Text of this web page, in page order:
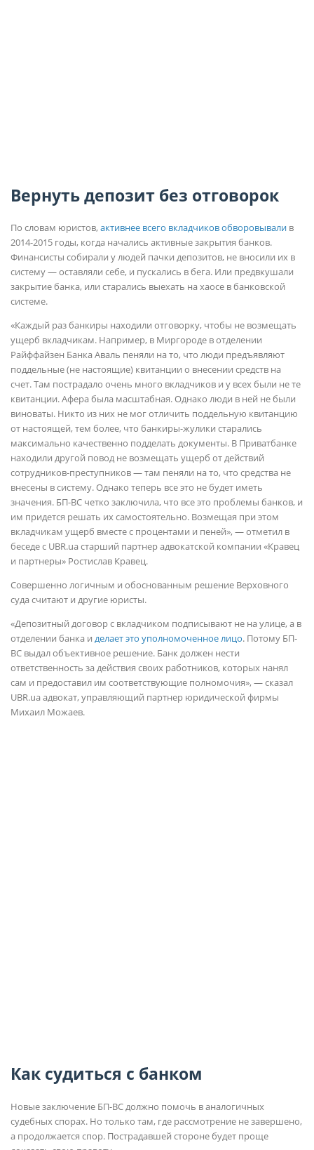
Вернуть депозит без отговорок
По словам юристов,активнее всего вкладчиков обворовывали в
2014-2015 годы, когда начались активные закрытия банков.
Финансисты собирали у людей пачки депозитов, не вносили их в
систему — оставляли себе, и пускались в бега. Или предвкушали
закрытие банка, или старались выехать на хаосе в банковской
системе.
«Каждый раз банкиры находили отговорку, чтобы не возмещать
ущерб вкладчикам. Например, в Миргороде в отделении
Райффайзен Банка Аваль пеняли на то, что люди предъявляют
поддельные (не настоящие) квитанции о внесении средств на
счет. Там пострадало очень много вкладчиков и у всех были не те
квитанции. Афера была масштабная. Однако люди в ней не были
виноваты. Никто из них не мог отличить поддельную квитанцию
от настоящей, тем более, что банкиры-жулики старались
максимально качественно подделать документы. В Приватбанке
находили другой повод не возмещать ущерб от действий
сотрудников-преступников — там пеняли на то, что средства не
внесены в систему. Однако теперь все это не будет иметь
значения. БП-ВС четко заключила, что все это проблемы банков, и
им придется решать их самостоятельно. Возмещая при этом
вкладчикам ущерб вместе с процентами и пеней», — отметил в
беседе с UBR.ua старший партнер адвокатской компании «Кравец
и партнеры» Ростислав Кравец.
Совершенно логичным и обоснованным решение Верховного
суда считают и другие юристы.
«Депозитный договор с вкладчиком подписывают не на улице, а в
отделении банка и делает это уполномоченное лицо. Потому БП-
ВС выдал объективное решение. Банк должен нести
ответственность за действия своих работников, которых нанял
сам и предоставил им соответствующие полномочия», — сказал
UBR.ua адвокат, управляющий партнер юридической фирмы
Михаил Можаев.
Как судиться с банком
Новые заключение БП-ВС должно помочь в аналогичных
судебных спорах. Но только там, где рассмотрение не завершено,
а продолжается спор. Пострадавшей стороне будет проще